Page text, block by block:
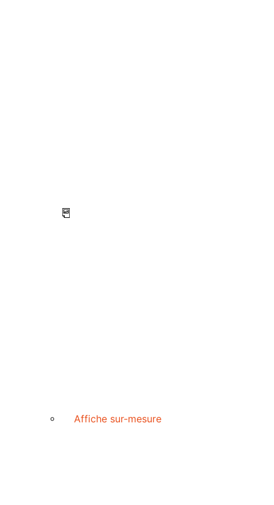
Affiche sur-mesure